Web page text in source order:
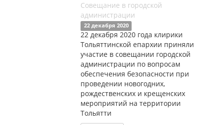
Совещание в городской
администрации
22 декабря 2020
22 декабря 2020 года клирики
Тольяттинской епархии приняли
участие в совещании городской
администрации по вопросам
обеспечения безопасности при
проведении новогодних,
рождественских и крещенских
мероприятий на территории
Тольятти